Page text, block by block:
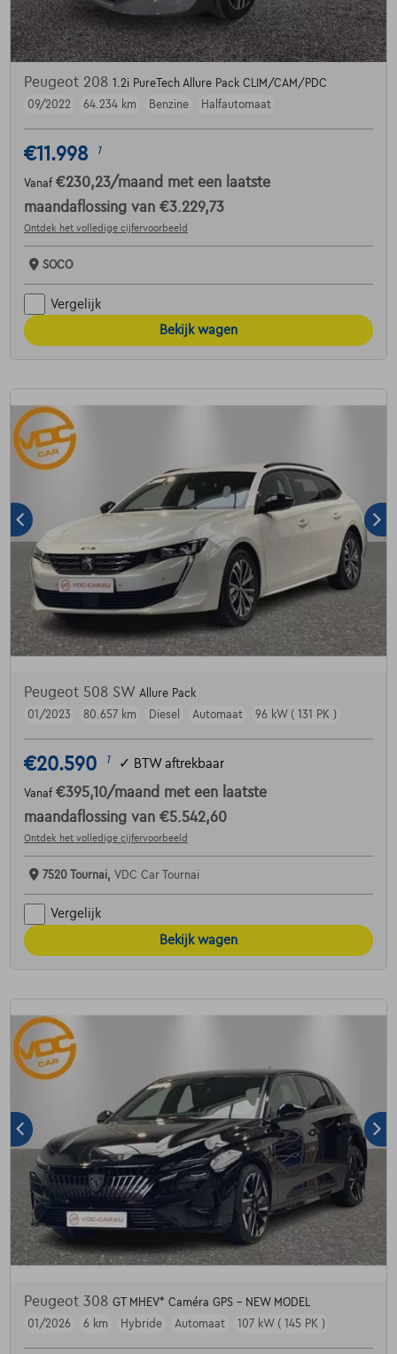
Peugeot 208 1.2i PureTech Allure Pack CLIM/CAM/PDC
09/2022
64.234 km Benzine Halfautomaat
€11.998 1
Vanaf €230,23/maand met een laatste
maandaflossing van €3.229,73
Ontdek het volledige cijfervoorbeeld
SOCO
Vergelijk
Bekijk wagen
Peugeot 508 SW Allure Pack
01/2023
80.657 km Diesel Automaat 96 kW ( 131 PK )
€20.590 1 ✓ BTW aftrekbaar
Vanaf €395,10/maand met een laatste
maandaflossing van €5.542,60
Ontdek het volledige cijfervoorbeeld
7520 Tournai, VDC Car Tournai
Vergelijk
Bekijk wagen
Peugeot 308 GT MHEV* Caméra GPS - NEW MODEL
01/2026
6 km Hybride Automaat 107 kW ( 145 PK )